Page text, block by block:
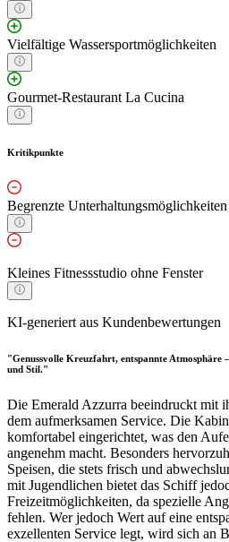
Vielfältige Wassersportmöglichkeiten
Gourmet-Restaurant La Cucina
Kritikpunkte
Begrenzte Unterhaltungsmöglichkeiten
Kleines Fitnessstudio ohne Fenster
KI-generiert aus Kundenbewertungen
"Genussvolle Kreuzfahrt, entspannte
und Stil."
Die Emerald Azzurra beeindruckt mit
dem aufmerksamen Service. Die
komfortabel eingerichtet, was den
angenehm macht. Besonders
Speisen, die stets frisch und
mit Jugendlichen bietet das Schiff
Freizeitmöglichkeiten, da spezielle
fehlen. Wer jedoch Wert auf eine
exzellenten Service legt, wird sich an